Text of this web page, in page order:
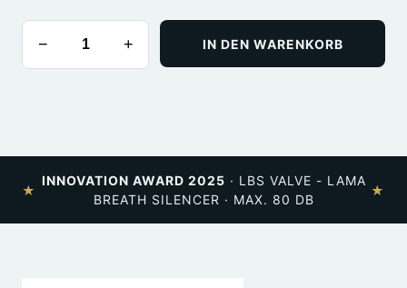
− + IN DEN WARENKORB
★
INNOVATION AWARD 2025 · LBS VALVE - LAMA
BREATH SILENCER · MAX. 80 DB
★